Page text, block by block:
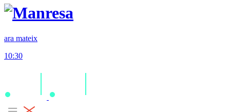
ara mateix
10:30